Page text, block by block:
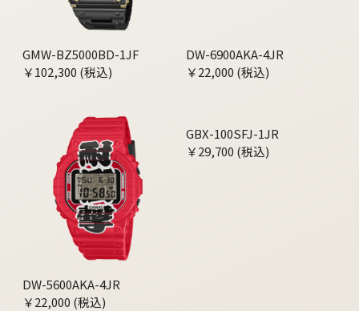
GMW-BZ5000BD-1JF
￥102,300 (税込)
DW-6900AKA-4JR
￥22,000 (税込)
DW-5600AKA-4JR
￥22,000 (税込)